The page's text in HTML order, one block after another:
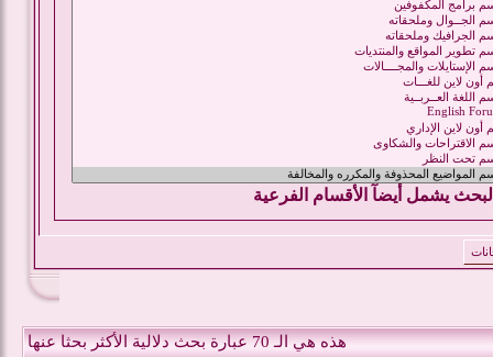
يشمل أيضآ الأقسام الفرعية
هذه هي الـ 70 عبارة بحث دلالية الأكثر بحثا عنها